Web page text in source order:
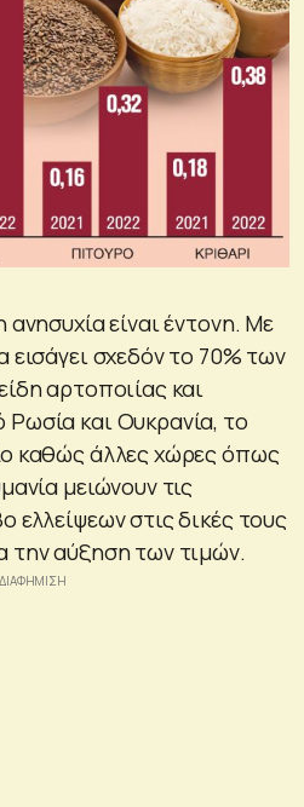
είναι έντονη. Με
σχεδόν το 70% των
αρτοποιίας και
και Ουκρανία, το
καθώς άλλες χώρες όπως
μειώνουν τις
ελλείψεων στις δικές τους
την αύξηση των τιμών.